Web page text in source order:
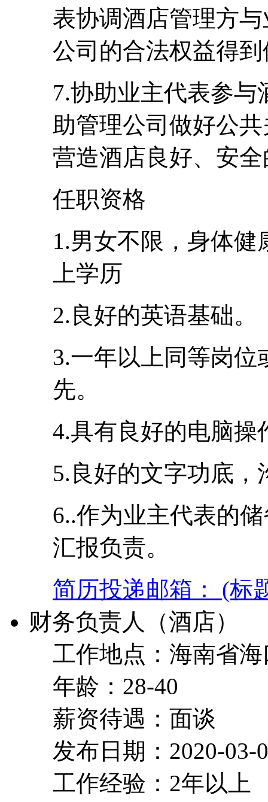
表协调酒店管理方
公司的合法权益得
7.协助业主代表参
助管理公司做好公
营造酒店良好、安
任职资格
1.男女不限，身体
上学历
2.良好的英语基础。
3.一年以上同等岗
先。
4.具有良好的电脑操
5.良好的文字功底
6..作为业主代表的
汇报负责。
简历投递邮箱： (标
财务负责人（酒店）
工作地点：海南省
年龄：28-40
薪资待遇：面谈
发布日期：2020-03-
工作经验：2年以上